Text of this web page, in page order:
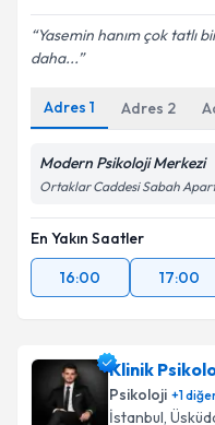
Yasemin hanım çok tatlı
daha...
Adres 1 Adres 2
Modern Psikoloji Merkezi
Ortaklar Caddesi Sabah
En Yakın Saatler
16:00
17:00
Klinik
Psikoloji +1
İstanbul,